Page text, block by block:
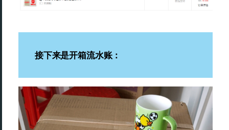
接下来是开箱流水账：